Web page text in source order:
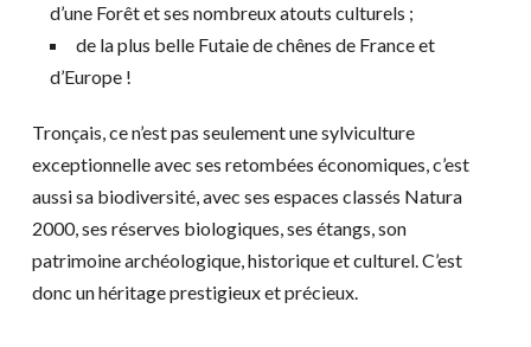
d’une Forêt et ses nombreux atouts culturels ;
de la plus belle Futaie de chênes de France et
d’Europe !
Tronçais, ce n’est pas seulement une sylviculture
exceptionnelle avec ses retombées économiques, c’est
aussi sa biodiversité, avec ses espaces classés Natura
2000, ses réserves biologiques, ses étangs, son
patrimoine archéologique, historique et culturel. C’est
donc un héritage prestigieux et précieux.